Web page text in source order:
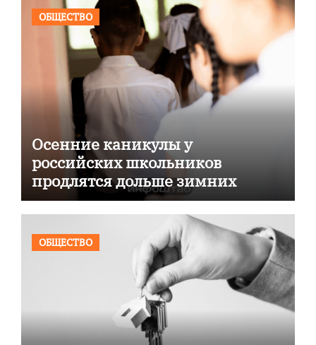
ОБЩЕСТВО
Осенние каникулы у
российских школьников
продлятся дольше зимних
ОБЩЕСТВО